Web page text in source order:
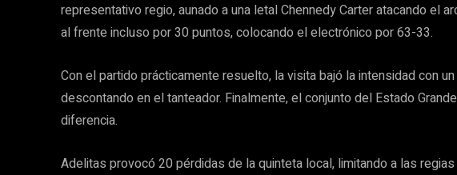
representativo regio, aunado a una letal Chennedy Carter atacando el
al frente incluso por 30 puntos, colocando el electrónico por 63-33.
Con el partido prácticamente resuelto, la visita bajó la intensidad con
descontando en el tanteador. Finalmente, el conjunto del Estado
diferencia.
Adelitas provocó 20 pérdidas de la quinteta local, limitando a las